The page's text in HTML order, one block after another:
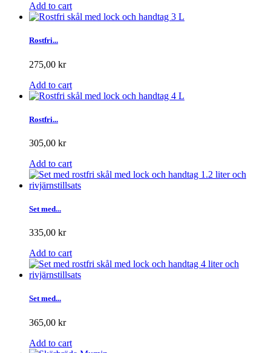
Add to cart
Rostfri...
275,00 kr
Add to cart
Rostfri...
305,00 kr
Add to cart
Set med...
335,00 kr
Add to cart
Set med...
365,00 kr
Add to cart